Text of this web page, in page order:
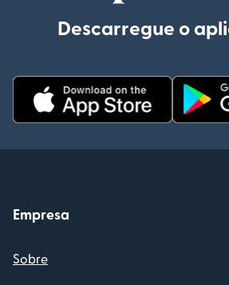
Descarregue o
Empresa
Sobre